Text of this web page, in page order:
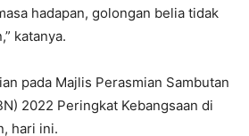
hadapan, golongan belia tidak
katanya.
pada Majlis Perasmian Sambutan
2022 Peringkat Kebangsaan di
hari ini.